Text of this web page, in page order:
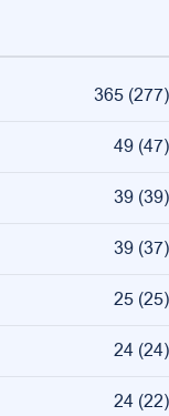
365 (277)
49 (47)
39 (39)
39 (37)
25 (25)
24 (24)
24 (22)